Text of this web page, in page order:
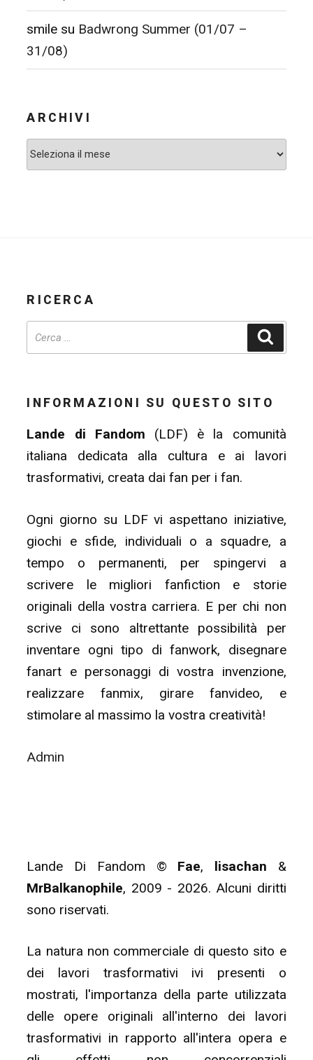
smile su Badwrong Summer (01/07 –
31/08)
ARCHIVI
Archivi
RICERCA
INFORMAZIONI SU QUESTO SITO
Lande di Fandom (LDF) è la comunità
italiana dedicata alla cultura e ai lavori
trasformativi, creata dai fan per i fan.
Ogni giorno su LDF vi aspettano iniziative,
giochi e sfide, individuali o a squadre, a
tempo o permanenti, per spingervi a
scrivere le migliori fanfiction e storie
originali della vostra carriera. E per chi non
scrive ci sono altrettante possibilità per
inventare ogni tipo di fanwork, disegnare
fanart e personaggi di vostra invenzione,
realizzare fanmix, girare fanvideo, e
stimolare al massimo la vostra creatività!
Admin
Lande Di Fandom © Fae, lisachan &
MrBalkanophile, 2009 - 2026. Alcuni diritti
sono riservati.
La natura non commerciale di questo sito e
dei lavori trasformativi ivi presenti o
mostrati, l'importanza della parte utilizzata
delle opere originali all'interno dei lavori
trasformativi in rapporto all'intera opera e